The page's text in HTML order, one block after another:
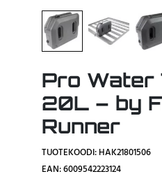
Pro Water
20L – by
Runner
TUOTEKOODI: HAK21801506
EAN: 6009542223124